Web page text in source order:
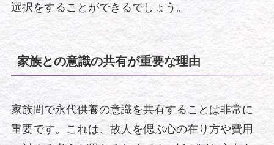
選択をすることができるでしょう。
家族との意識の共有が重要な理由
家族間で永代供養の意識を共有することは非常に
重要です。これは、故人を偲ぶ心の在り方や費用